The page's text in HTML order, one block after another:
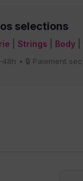
selections
Strings Body
• 🔒 Paiement